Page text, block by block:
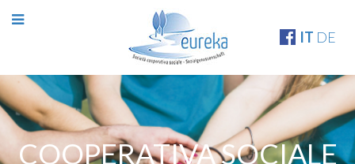
IT DE
COOPERATIVA SOCIALE